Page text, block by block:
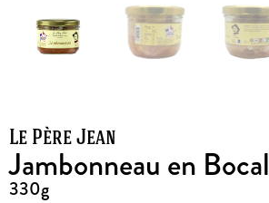
Le Père Jean
Jambonneau en Bocal
330g